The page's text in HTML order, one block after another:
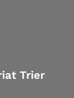
Trier